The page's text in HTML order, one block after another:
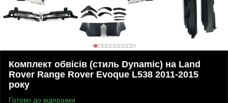
Комплект обвісів (стиль Dynamic) на Land
Rover Range Rover Evoque L538 2011-2015
року
Готово до відправки